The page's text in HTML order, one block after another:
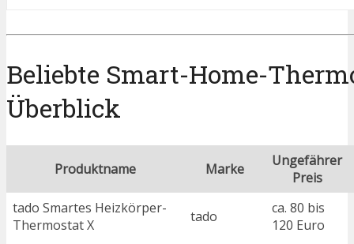
Beliebte Smart-Home-
Überblick
Produktname Marke
Ungefährer
Preis
tado Smartes Heizkörper-
Thermostat X
tado
ca. 80 bis
120 Euro